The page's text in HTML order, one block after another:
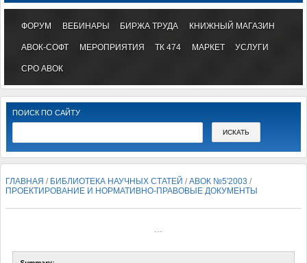
ФОРУМ ВЕБИНАРЫ БИРЖА ТРУДА КНИЖНЫЙ МАГАЗИН
АВОК-СОФТ МЕРОПРИЯТИЯ ТК 474 МАРКЕТ УСЛУГИ
СРО АВОК
ПОИСК ПО САЙТУ
ГЛАВНАЯ / БИБЛИОТЕКА НАУЧНЫХ СТАТЕЙ /АВОК №5'2003 /
ПРОЕКТИРОВАНИЕ И НОРМАТИВНО-ПРАВОВЫЕ ДОКУМЕНТЫ